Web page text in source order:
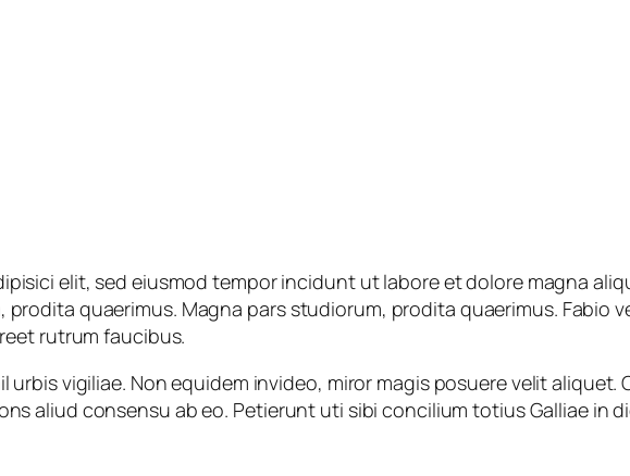
elit, sed eiusmod tempor incidunt ut labore et dolore magna
quaerimus. Magna pars studiorum, prodita quaerimus. Fabio
rutrum faucibus.
vigiliae. Non equidem invideo, miror magis posuere velit aliquet.
aliud consensu ab eo. Petierunt uti sibi concilium totius Galliae in